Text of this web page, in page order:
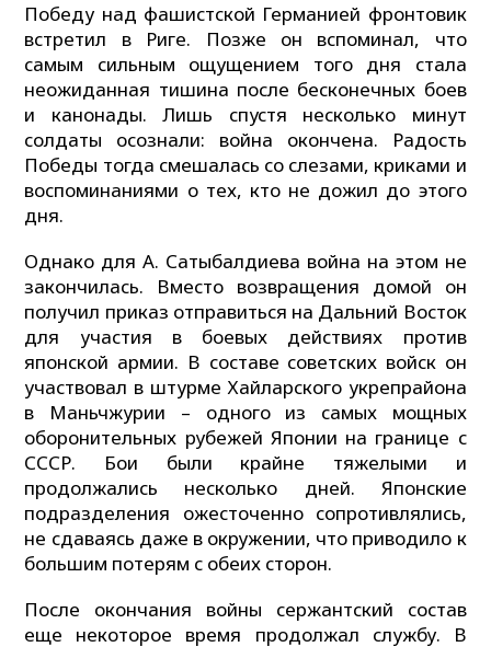
Победу над фашистской Германией фронтовик
встретил в Риге. Позже он вспоминал, что
самым сильным ощущением того дня стала
неожиданная тишина после бесконечных боев
и канонады. Лишь спустя несколько минут
солдаты осознали: война окончена. Радость
Победы тогда смешалась со слезами, криками и
воспоминаниями о тех, кто не дожил до этого
дня.
Однако для А. Сатыбалдиева война на этом не
закончилась. Вместо возвращения домой он
получил приказ отправиться на Дальний Восток
для участия в боевых действиях против
японской армии. В составе советских войск он
участвовал в штурме Хайларского укрепрайона
в Маньчжурии – одного из самых мощных
оборонительных рубежей Японии на границе с
СССР. Бои были крайне тяжелыми и
продолжались несколько дней. Японские
подразделения ожесточенно сопротивлялись,
не сдаваясь даже в окружении, что приводило к
большим потерям с обеих сторон.
После окончания войны сержантский состав
еще некоторое время продолжал службу. В